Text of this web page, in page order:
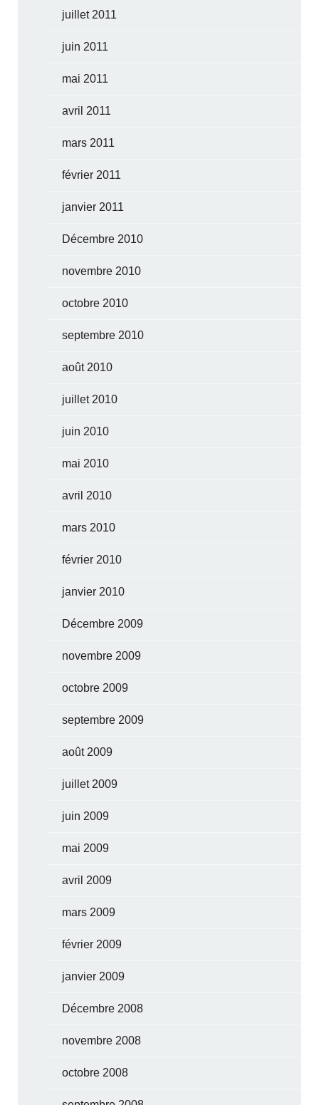
juillet 2011
juin 2011
mai 2011
avril 2011
mars 2011
février 2011
janvier 2011
Décembre 2010
novembre 2010
octobre 2010
septembre 2010
août 2010
juillet 2010
juin 2010
mai 2010
avril 2010
mars 2010
février 2010
janvier 2010
Décembre 2009
novembre 2009
octobre 2009
septembre 2009
août 2009
juillet 2009
juin 2009
mai 2009
avril 2009
mars 2009
février 2009
janvier 2009
Décembre 2008
novembre 2008
octobre 2008